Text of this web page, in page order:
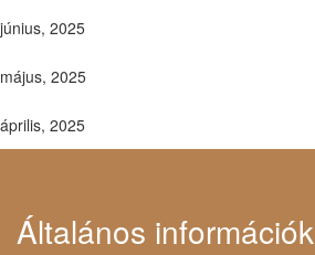
június, 2025
május, 2025
április, 2025
Általános információk